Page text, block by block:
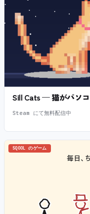
Sill Cats — 猫がパソ
Steam にて無料配信中
SQOOL のゲーム